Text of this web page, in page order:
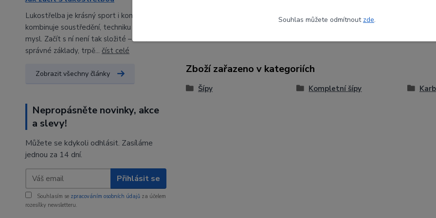
Lukostřelba je krásný sport i koníček, který
kombinuje soustředění, techniku a klidnou
mysl. Začít s ní není tak složité – stačí
správné základy, trpě... číst celé
Zobrazit všechny články
Nepropásněte novinky, akce
a slevy!
Můžete se kdykoli odhlásit. Zasíláme
jednou za 14 dní.
Přihlásit se
Souhlasím se zpracováním osobních údajů za účelem
rozesílky newsletteru.
Zboží zařazeno v kategoriích
Šípy Kompletní šípy
Souhlas můžete odmítnout zde.